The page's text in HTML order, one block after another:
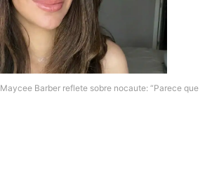
Maycee Barber reflete sobre nocaute: “Parece que